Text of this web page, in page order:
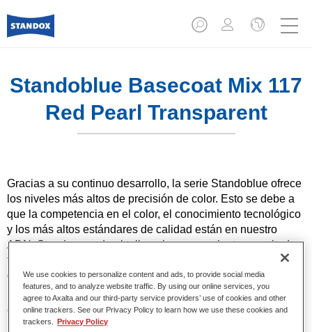
Standoblue Basecoat Mix 117
Red Pearl Transparent
Gracias a su continuo desarrollo, la serie Standoblue ofrece
los niveles más altos de precisión de color. Esto se debe a
que la competencia en el color, el conocimiento tecnológico
y los más altos estándares de calidad están en nuestro
ADN. Standox ayuda al taller a lograr excelentes resultados,
tanto en las reparaciones sencillas como en los retos más
desafiantes.
Características del producto
Colores sólidos y de efecto con tecnología de pigmento
We use cookies to personalize content and ads, to provide social media
features, and to analyze website traffic. By using our online services, you
agree to Axalta and our third-party service providers’ use of cookies and other
online trackers. See our Privacy Policy to learn how we use these cookies and
trackers.
Privacy Policy